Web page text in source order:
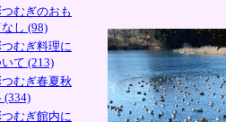
むぎのおも
し (98)
むぎ料理に
て (213)
むぎ春夏秋
(334)
むぎ館内に